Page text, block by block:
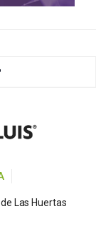
Las Huertas